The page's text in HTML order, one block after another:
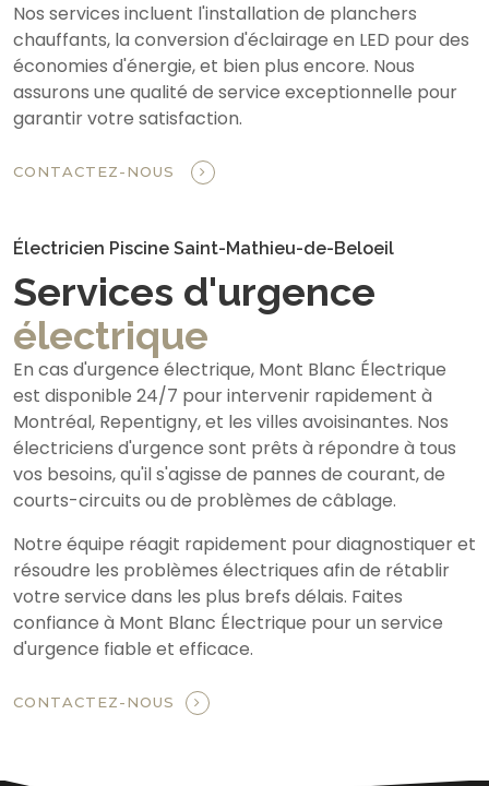
Nos services incluent l'installation de planchers
chauffants, la conversion d'éclairage en LED pour des
économies d'énergie, et bien plus encore. Nous
assurons une qualité de service exceptionnelle pour
garantir votre satisfaction.
CONTACTEZ-NOUS
Électricien Piscine Saint-Mathieu-de-Beloeil
Services d'urgence
électrique
En cas d'urgence électrique, Mont Blanc Électrique
est disponible 24/7 pour intervenir rapidement à
Montréal, Repentigny, et les villes avoisinantes. Nos
électriciens d'urgence sont prêts à répondre à tous
vos besoins, qu'il s'agisse de pannes de courant, de
courts-circuits ou de problèmes de câblage.
Notre équipe réagit rapidement pour diagnostiquer et
résoudre les problèmes électriques afin de rétablir
votre service dans les plus brefs délais. Faites
confiance à Mont Blanc Électrique pour un service
d'urgence fiable et efficace.
CONTACTEZ-NOUS